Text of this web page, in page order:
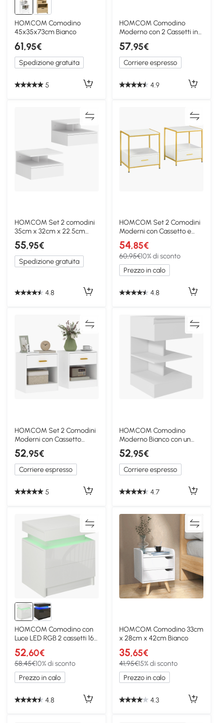
HOMCOM Comodino
45x35x73cm Bianco
61,95€
Spedizione gratuita
5
HOMCOM Comodino
Moderno con 2 Cassetti in
Truciolato Bianco
57,95€
Corriere espresso
4.9
HOMCOM Set 2 comodini
35cm x 32cm x 22.5cm
Bianco
55,95€
Spedizione gratuita
4.8
HOMCOM Set 2 Comodini
Moderni con Cassetto e
Ripiano Bianco Oro
54,85€
60,95€10% di sconto
Prezzo in calo
4.8
HOMCOM Set 2 Comodini
Moderni con Cassetto
Ripiano Aperto Bianco
52,95€
Corriere espresso
5
HOMCOM Comodino
Moderno Bianco con un
Cassetto e 2 Ripiani
52,95€
Corriere espresso
4.7
HOMCOM Comodino con
Luce LED RGB 2 cassetti 16
colori 45x35x52 cm
52,60€
58,45€10% di sconto
Prezzo in calo
4.8
HOMCOM Comodino 33cm
x 28cm x 42cm Bianco
35,65€
41,95€15% di sconto
Prezzo in calo
4.3